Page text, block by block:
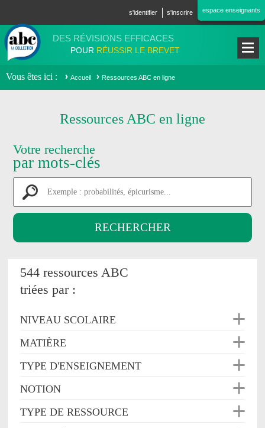
s'identifier s'inscrire espace enseignants
DES RÉVISIONS EFFICACES
POUR RÉUSSIR LE BREVET
Vous êtes ici Accueil Ressources ABC en ligne
Ressources ABC en ligne
Votre recherche
par mots-clés
544 ressources ABC
triées par :
NIVEAU SCOLAIRE
MATIÈRE
TYPE D'ENSEIGNEMENT
NOTION
TYPE DE RESSOURCE